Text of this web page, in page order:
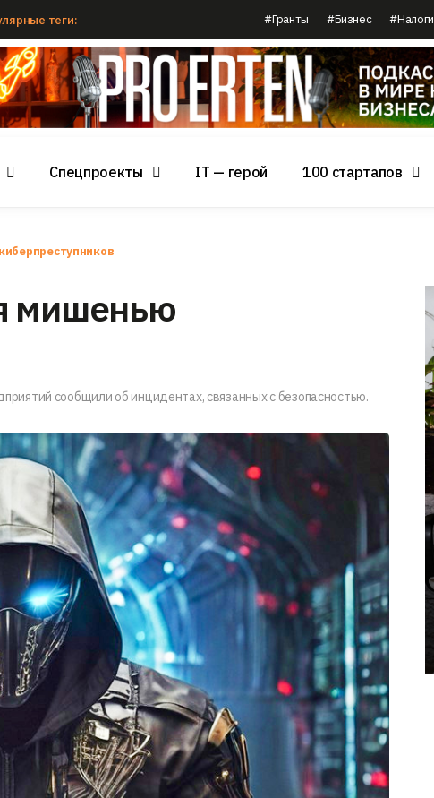
теги: #Гранты #Бизнес #Налоги
Спецпроекты IT — герой 100 стартапов
мишенью
сообщили об инцидентах, связанных с безопасностью.